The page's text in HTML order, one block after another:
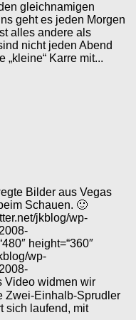
gleichnamigen
geht es jeden Morgen
alles andere als
nicht jeden Abend
„kleine“ Karre mit...
Bilder aus Vegas
Schauen. 🙂
jkblog/wp-
height=“360″
wp-
Video widmen wir
Zwei-Einhalb-Sprudler
sich laufend, mit